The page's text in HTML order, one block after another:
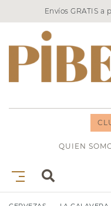
Envíos GRATIS
QUIEN